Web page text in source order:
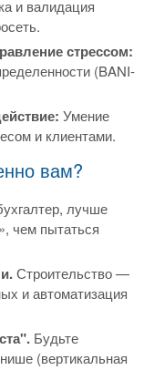
и валидация
стрессом:
(BANI-
Умение
и клиентами.
вам?
лучше
чем пытаться
Строительство —
и автоматизация
Будьте
(вертикальная